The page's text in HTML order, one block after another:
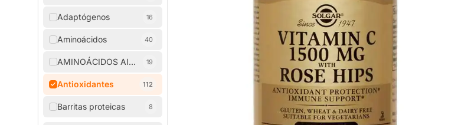
Adaptógenos 16
Aminoácidos 40
AMINOÁCIDOS AISLADOS
19
Antioxidantes 112
Barritas proteicas 8